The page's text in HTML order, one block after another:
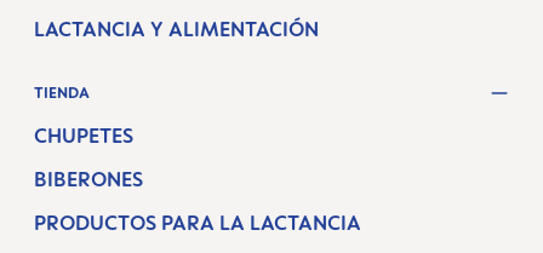
LACTANCIA Y ALIMENTACIÓN
TIENDA
CHUPETES
BIBERONES
PRODUCTOS PARA LA LACTANCIA